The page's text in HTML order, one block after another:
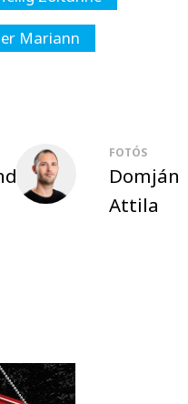
Mariann
FOTÓS
Domján
Attila